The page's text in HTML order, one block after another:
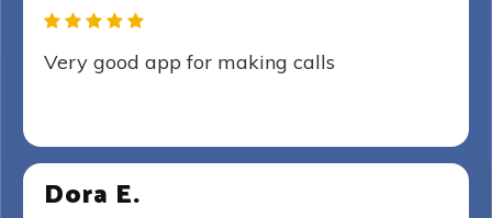
Very good app for making calls
Dora E.